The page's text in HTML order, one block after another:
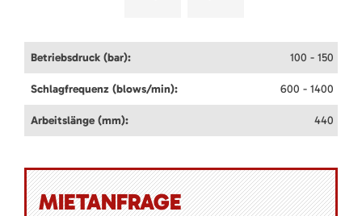
Betriebsdruck (bar): 100 - 150
Schlagfrequenz (blows/min): 600 - 1400
Arbeitslänge (mm): 440
MIETANFRAGE